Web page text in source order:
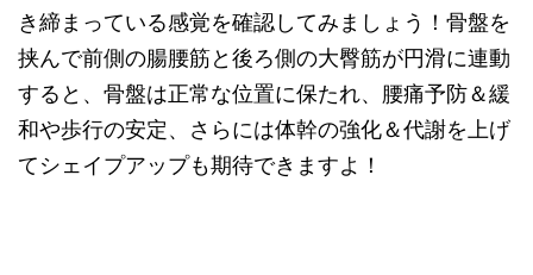
き締まっている感覚を確認してみましょう！骨盤を
挟んで前側の腸腰筋と後ろ側の大臀筋が円滑に連動
すると、骨盤は正常な位置に保たれ、腰痛予防＆緩
和や歩行の安定、さらには体幹の強化＆代謝を上げ
てシェイプアップも期待できますよ！